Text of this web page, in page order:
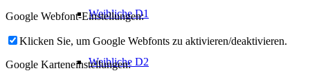
Weibliche D1
Weibliche D2
Google Webfont-Einstellungen:
Klicken Sie, um Google Webfonts zu aktivieren/deaktivieren.
Google Karteneinstellungen: